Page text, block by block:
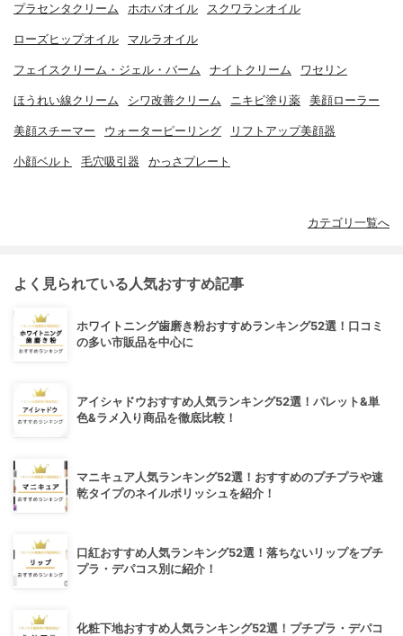
プラセンタクリーム ホホバオイル スクワランオイル
ローズヒップオイル マルラオイル
フェイスクリーム・ジェル・バーム ナイトクリーム ワセリン
ほうれい線クリーム シワ改善クリーム ニキビ塗り薬 美顔ローラー
美顔スチーマー ウォーターピーリング リフトアップ美顔器
小顔ベルト 毛穴吸引器 かっさプレート
カテゴリ一覧へ
よく見られている人気おすすめ記事
ホワイトニング歯磨き粉おすすめランキング52選！口コミ
の多い市販品を中心に
アイシャドウおすすめ人気ランキング52選！パレット&単
色&ラメ入り商品を徹底比較！
マニキュア人気ランキング52選！おすすめのプチプラや速
乾タイプのネイルポリッシュを紹介！
口紅おすすめ人気ランキング52選！落ちないリップをプチ
プラ・デパコス別に紹介！
化粧下地おすすめ人気ランキング52選！プチプラ・デパコ